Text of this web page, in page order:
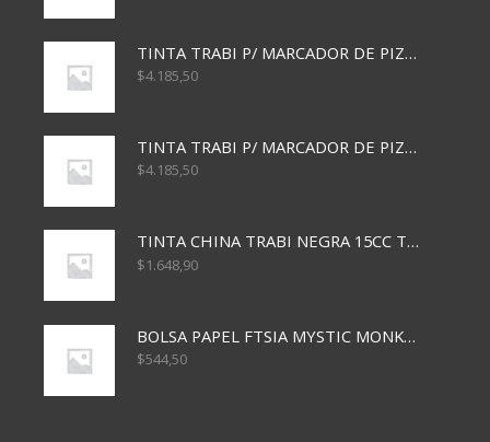
TINTA TRABI P/ MARCADOR DE PIZARRA x30ml AZUL
$4.185,50
TINTA TRABI P/ MARCADOR DE PIZARRA x30ml ROJO
$4.185,50
TINTA CHINA TRABI NEGRA 15CC TR3460
$1.648,90
BOLSA PAPEL FTSIA MYSTIC MONKEY 14/08/20
$544,50